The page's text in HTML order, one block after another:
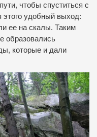
чтобы спуститься с
этого удобный выход:
ее на скалы. Таким
образовались
которые и дали